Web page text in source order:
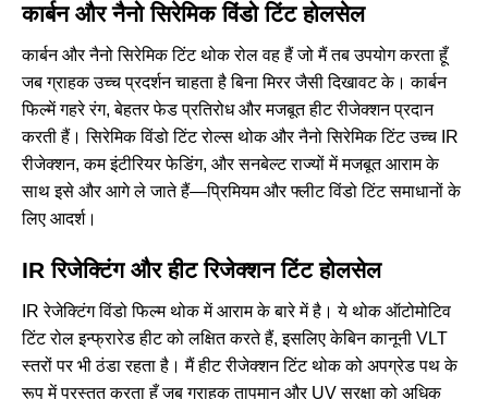
कार्बन और नैनो सिरेमिक विंडो टिंट होलसेल
कार्बन और नैनो सिरेमिक टिंट थोक रोल वह हैं जो मैं तब उपयोग करता हूँ
जब ग्राहक उच्च प्रदर्शन चाहता है बिना मिरर जैसी दिखावट के। कार्बन
फिल्में गहरे रंग, बेहतर फेड प्रतिरोध और मजबूत हीट रीजेक्शन प्रदान
करती हैं। सिरेमिक विंडो टिंट रोल्स थोक और नैनो सिरेमिक टिंट उच्च IR
रीजेक्शन, कम इंटीरियर फेडिंग, और सनबेल्ट राज्यों में मजबूत आराम के
साथ इसे और आगे ले जाते हैं—प्रिमियम और फ्लीट विंडो टिंट समाधानों के
लिए आदर्श।
IR रिजेक्टिंग और हीट रिजेक्शन टिंट होलसेल
IR रेजेक्टिंग विंडो फिल्म थोक में आराम के बारे में है। ये थोक ऑटोमोटिव
टिंट रोल इन्फ्रारेड हीट को लक्षित करते हैं, इसलिए केबिन कानूनी VLT
स्तरों पर भी ठंडा रहता है। मैं हीट रीजेक्शन टिंट थोक को अपग्रेड पथ के
रूप में प्रस्तुत करता हूँ जब ग्राहक तापमान और UV सुरक्षा को अधिक